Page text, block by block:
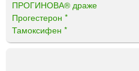
ПРОГИНОВА® драже
Прогестерон *
Тамоксифен *